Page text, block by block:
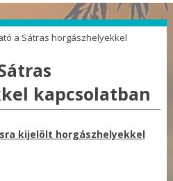
a Sátras horgászhelyekkel
kapcsolatban
kijelölt horgászhelyekkel